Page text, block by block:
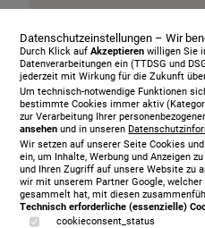
Datenschutzeinstellungen – Wir
Durch Klick aufAkzeptieren willigen Sie
Datenverarbeitungen ein (TTDSG und
jederzeit mit Wirkung für die Zukunft
Um technisch-notwendige Funktionen
bestimmte Cookies immer aktiv
zur Verarbeitung Ihrer
ansehen und in unseren
Wir setzen auf unserer Seite Cookies
ein, um Inhalte, Werbung und Anzeigen
und Ihren Zugriff auf unsere Website zu
wir mit unserem Partner Google,
gesammelt hat, mit diesen
Technisch erforderliche (essenzielle)
cookieconsent_status